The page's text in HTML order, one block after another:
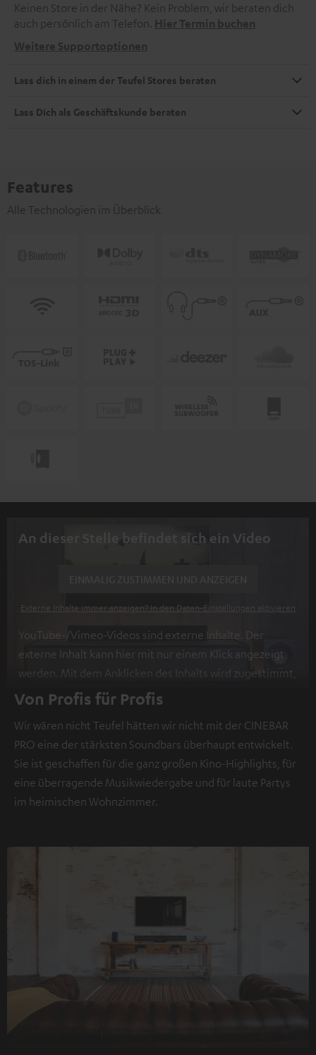
Keinen Store in der Nähe? Kein Problem, wir beraten dich
auch persönlich am Telefon. Hier Termin buchen
Weitere Supportoptionen
Lass dich in einem der Teufel Stores beraten
Lass Dich als Geschäftskunde beraten
Features
Alle Technologien im Überblick
An dieser Stelle befindet sich ein Video
Externe Inhalte immer anzeigen? In den Daten‑Einstellungen aktivieren
YouTube-/Vimeo-Videos sind externe Inhalte. Der
externe Inhalt kann hier mit nur einem Klick angezeigt
werden. Mit dem Anklicken des Inhalts wird zugestimmt,
dass externe Inhalte angezeigt werden. Dabei können
übermittelt werden.Weitere Informationen sind in der
Datenschutzerklärung unter I zu finden .
Von Profis für Profis
Wir wären nicht Teufel hätten wir nicht mit der CINEBAR
PRO eine der stärksten Soundbars überhaupt entwickelt.
Sie ist geschaffen für die ganz großen Kino-Highlights, für
eine überragende Musikwiedergabe und für laute Partys
im heimischen Wohnzimmer.